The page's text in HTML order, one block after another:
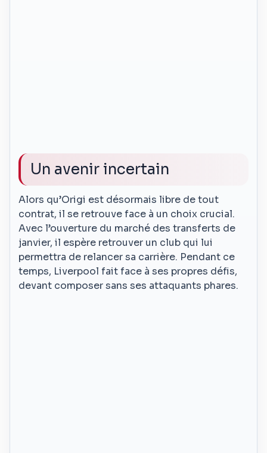
Un avenir incertain
Alors qu’Origi est désormais libre de tout
contrat, il se retrouve face à un choix crucial.
Avec l’ouverture du marché des transferts de
janvier, il espère retrouver un club qui lui
permettra de relancer sa carrière. Pendant ce
temps, Liverpool fait face à ses propres défis,
devant composer sans ses attaquants phares.